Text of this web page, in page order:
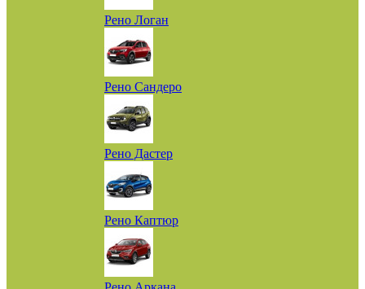
Рено Логан
Рено Сандеро
Рено Дастер
Рено Каптюр